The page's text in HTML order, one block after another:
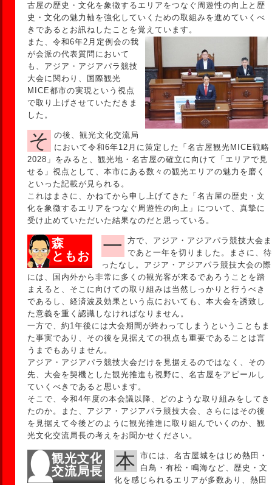
古屋の歴史・文化を象徴するエリアをつなぐ周遊性の向上と歴
史・文化の魅力軸を強化していくための取組みを進めていくべ
きであるとお訊ねしたことを覚えています。
また、令和6年2月定例会の我
が会派の代表質問において
も、アジア・アジアパラ競技
大会に関わり、国際観光
MICE都市の実現という視点
で取り上げさせていただきま
した。
その後、観光文化交流局
において令和6年12月に策定した「名古屋観光MICE戦略
2028」をみると、観光地・名古屋の確立に向けて「エリアで見
せる」視点として、本市にある数々の観光エリアの魅力を磨く
といった記載が見られる。
これはまさに、かねてから申し上げてきた「名古屋の歴史・文
化を象徴するエリアをつなぐ周遊性の向上」について、真摯に
受け止めていただいた結果なのだと思っている。
森
ともお
一方で、アジア・アジアパラ競技大会ま
であと一年を切りました。まさに、待
ったなし。アジア・アジアパラ競技大会の際
には、国内外から非常に多くの観光客が来るであろうことを踏
まえると、そこに向けての取り組みは当然しっかりと行うべき
であるし、経済波及効果という点においても、本大会を誘致し
た意義を重く認識しなければなりません。
一方で、約1年後には大会期間が終わってしまうということもま
た事実であり、その後を見据えての視点も重要であることは言
うまでもありません。
アジア・アジアパラ競技大会だけを見据えるのではなく、その
先、大会を契機とした観光推進も視野に、名古屋をアピールし
ていくべきであると思います。
そこで、令和4年度の本会議以降、どのような取り組みをしてき
たのか。また、アジア・アジアパラ競技大会、さらにはその後
を見据えて今後どのように観光推進に取り組んでいくのか、観
光文化交流局長の考えをお聞かせください。
観光文化
交流局長
本市には、名古屋城をはじめ熱田・
白鳥・有松・鳴海など、歴史・文
化を感じられるエリアが多数あり、熱田